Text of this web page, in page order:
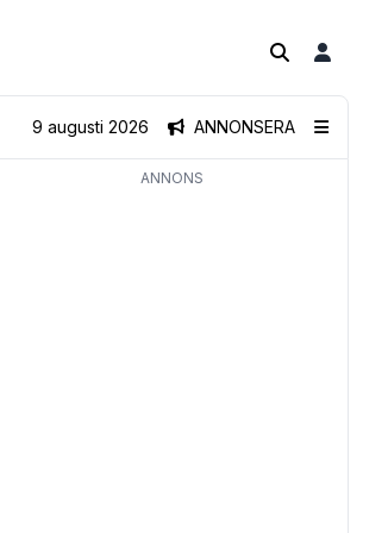
ANNONSERA
9 augusti 2026
ANNONS